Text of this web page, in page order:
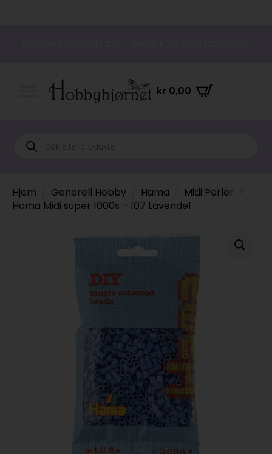
kr 0,00
Products
search
Hjem Generell Hobby Hama
Midi Perler
Hama Midi super 1000s – 107 Lavendel